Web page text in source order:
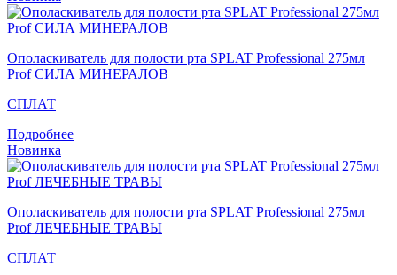
Ополаскиватель для полости рта SPLAT Professional 275мл
Prof СИЛА МИНЕРАЛОВ
СПЛАТ
Подробнее
Новинка
Ополаскиватель для полости рта SPLAT Professional 275мл
Prof ЛЕЧЕБНЫЕ ТРАВЫ
СПЛАТ